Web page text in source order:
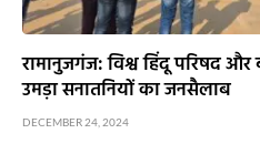
रामानुजगंज: विश्व हिंदू परिषद
उमड़ा सनातनियों का जनसैलाब
DECEMBER 24, 2024